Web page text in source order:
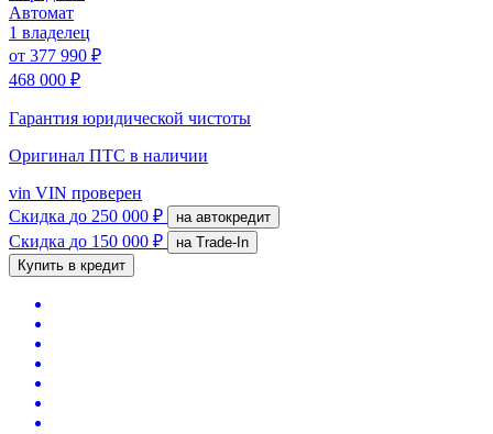
Автомат
1 владелец
от 377 990 ₽
468 000 ₽
Гарантия юридической чистоты
Оригинал ПТС в наличии
vin VIN проверен
Скидка до 250 000 ₽ на автокредит
Скидка до 150 000 ₽
на Trade-In
Купить в кредит